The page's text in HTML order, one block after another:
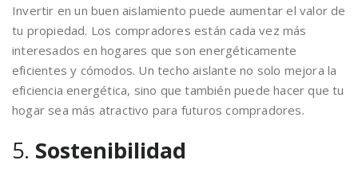
Invertir en un buen aislamiento puede aumentar el valor de
tu propiedad. Los compradores están cada vez más
interesados en hogares que son energéticamente
eficientes y cómodos. Un techo aislante no solo mejora la
eficiencia energética, sino que también puede hacer que tu
hogar sea más atractivo para futuros compradores.
5. Sostenibilidad